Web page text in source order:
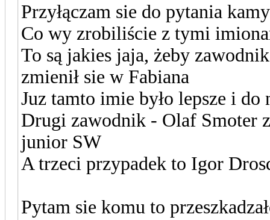
Przyłączam sie do pytania
Co wy zrobiliście z tymi
To są jakies jaja, żeby
zmienił sie w Fabiana
Juz tamto imie było lepsze i do
Drugi zawodnik - Olaf Smoter
junior SW
A trzeci przypadek to Igor
Pytam sie komu to